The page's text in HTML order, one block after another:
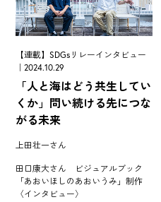
【連載】SDGsリレーインタビュー
｜2024.10.29
「人と海はどう共生してい
くか」問い続ける先につな
がる未来
上田壮一さん
田口康大さん ビジュアルブック
「あおいほしのあおいうみ」制作
〈インタビュー〉